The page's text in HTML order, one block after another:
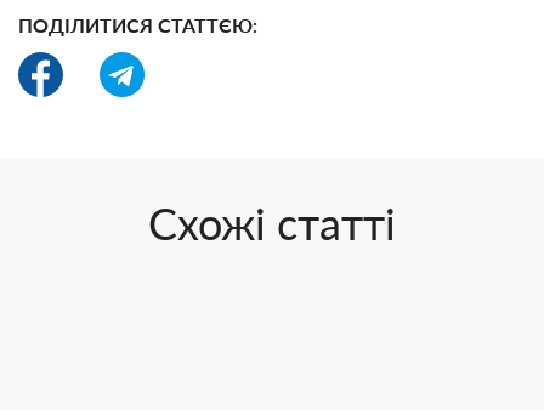
ПОДІЛИТИСЯ СТАТТЄЮ:
Схожі статті